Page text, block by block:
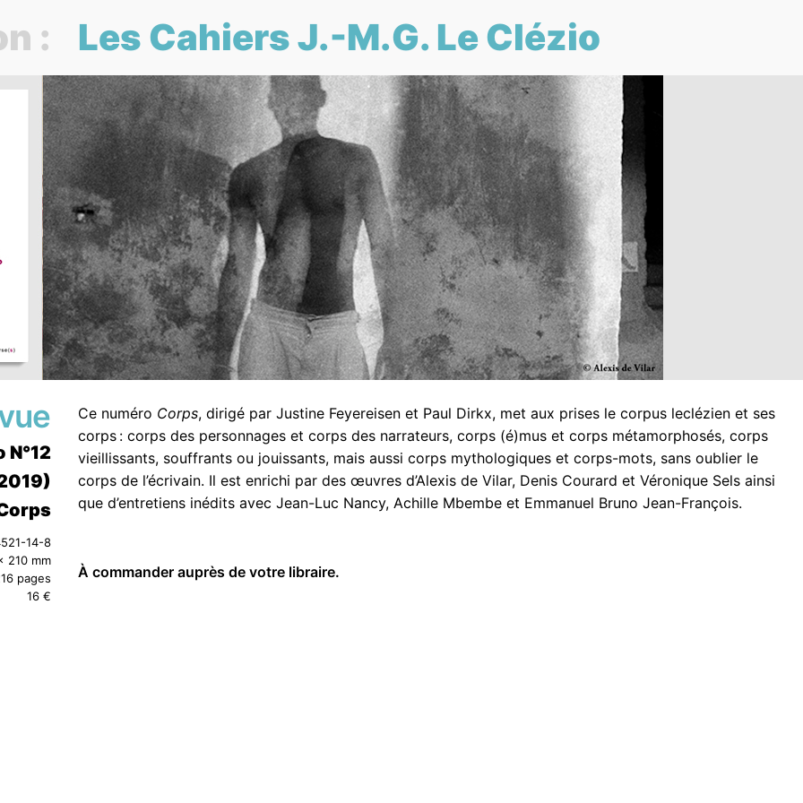
: Les Cahiers J.-M.G. Le Clézio
N°12
14-8
210 mm
pages
16 €
Ce numéro Corps, dirigé par Justine Feyereisen et Paul Dirkx, met aux prises le corpus leclézien et ses
corps : corps des personnages et corps des narrateurs, corps (é)mus et corps métamorphosés, corps
vieillissants, souffrants ou jouissants, mais aussi corps mythologiques et corps-mots, sans oublier le
corps de l’écrivain. Il est enrichi par des œuvres d’Alexis de Vilar, Denis Courard et Véronique Sels ainsi
que d’entretiens inédits avec Jean-Luc Nancy, Achille Mbembe et Emmanuel Bruno Jean-François.
À commander auprès de votre libraire.